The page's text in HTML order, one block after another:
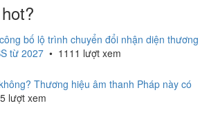
bố lộ trình chuyển đổi nhận diện thương
từ 2027 • 1111 lượt xem
Thương hiệu âm thanh Pháp này có
lượt xem